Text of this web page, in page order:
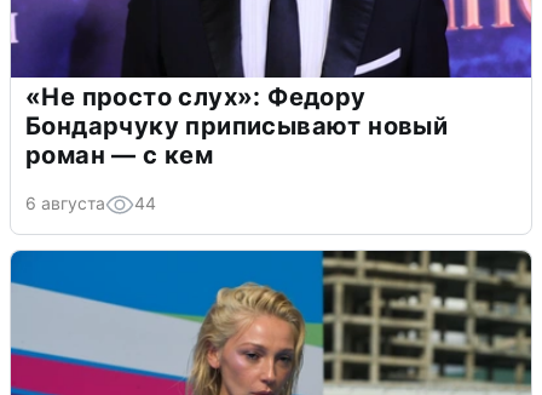
«Не просто слух»: Федору
Бондарчуку приписывают новый
роман — с кем
6 августа 44